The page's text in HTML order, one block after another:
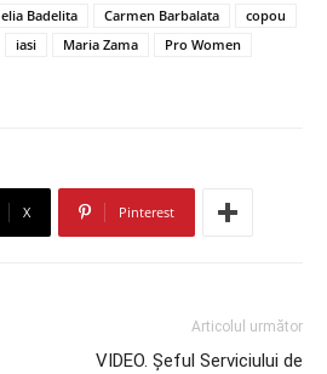
Badelita Carmen Barbalata
copou
iasi Maria Zama
Pro Women
X Pinterest
Articolul următor
VIDEO. Şeful Serviciului de